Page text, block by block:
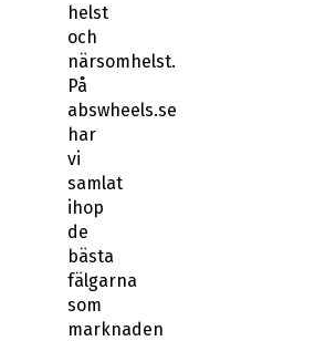
helst
och
närsomhelst.
På
abswheels.se
har
vi
samlat
ihop
de
bästa
fälgarna
som
marknaden